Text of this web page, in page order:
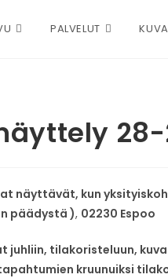
PALVELUT
28-
näyttävät, kun
päädystä ), 02230 Espoo
tilakoristeluun,
kruunuiksi